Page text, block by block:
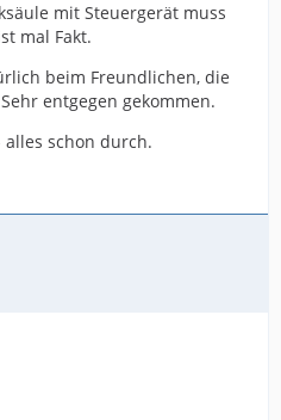
mit Steuergerät muss
mal Fakt.
beim Freundlichen, die
entgegen gekommen.
schon durch.